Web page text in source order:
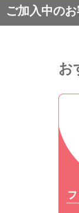
ご加入中の
お